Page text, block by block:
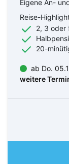
Eigene An-
Reise-
2, 3 oder
20-
ab Do.
weitere